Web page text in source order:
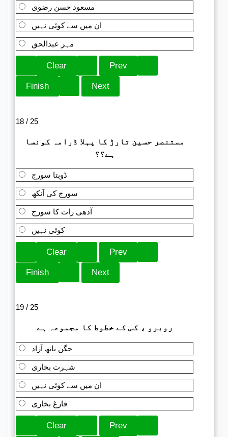
مسعود حسن رضوی
ان میں سے کوئی نہیں
مہر عبدالحق
18 / 25
مستنصر حسین تارڑ کا پہلا ڈرامہ کونسا
ہے؟؟
ڈوبتا سورج
سورج کی آنکھ
آدھی رات کا سورج
کوئی نہیں
19 / 25
روبرو ، کس کے خطوط کا مجموعہ ہے
جگن ناتھ آزاد
شہرت بخاری
ان میں سے کوئی نہیں
فارغ بخاری